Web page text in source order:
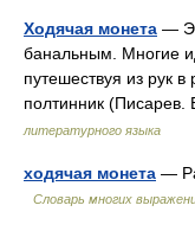
Ходячая монета —
банальным. Многие
путешествуя из рук
полтинник
литературного языка
ходячая монета —
Словарь многих